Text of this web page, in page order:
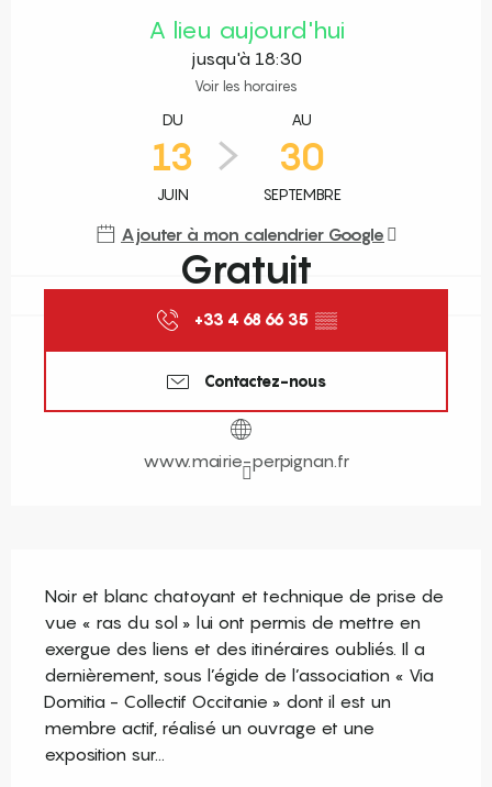
A lieu aujourd'hui
jusqu'à 18:30
Voir les horaires
DU
13
JUIN
AU
30
SEPTEMBRE
Ajouter à mon calendrier Google
Gratuit
+33 4 68 66 35 ▒▒
Contactez-nous
www.mairie-perpignan.fr
Noir et blanc chatoyant et technique de prise de
vue « ras du sol » lui ont permis de mettre en
exergue des liens et des itinéraires oubliés. Il a
dernièrement, sous l’égide de l’association « Via
Domitia - Collectif Occitanie » dont il est un
membre actif, réalisé un ouvrage et une
exposition sur...